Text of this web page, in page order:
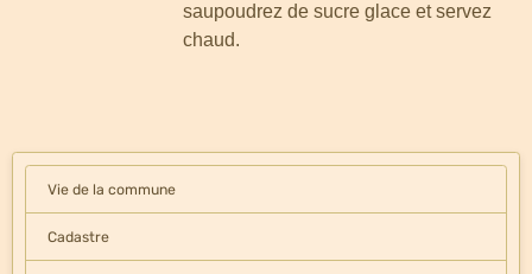
saupoudrez de sucre glace et servez
chaud.
Vie de la commune
Cadastre